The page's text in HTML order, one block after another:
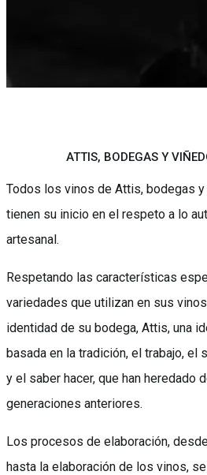
ATTIS, BODEGAS Y
Todos los vinos de Attis, bodegas
tienen su inicio en el respeto a lo
artesanal.
Respetando las características
variedades que utilizan en sus
identidad de su bodega, Attis, una
basada en la tradición, el trabajo, el
y el saber hacer, que han heredado
generaciones anteriores.
Los procesos de elaboración,
hasta la elaboración de los vinos,